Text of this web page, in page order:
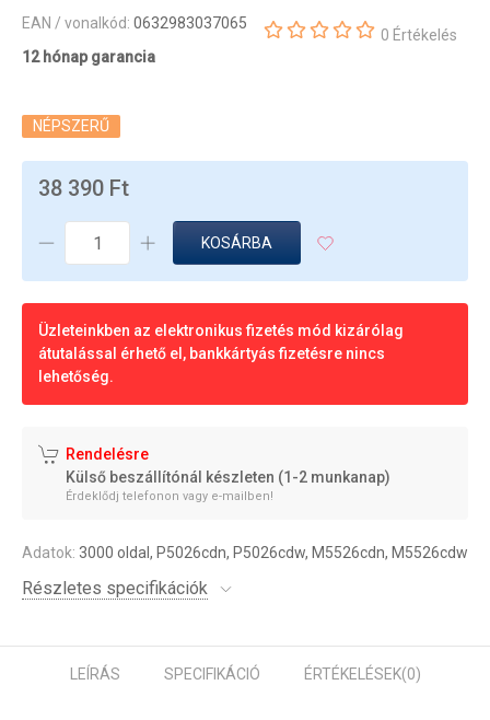
EAN / vonalkód: 0632983037065
12 hónap garancia
0 Értékelés
NÉPSZERŰ
38 390 Ft
KOSÁRBA
Üzleteinkben az elektronikus fizetés mód kizárólag
átutalással érhető el, bankkártyás fizetésre nincs
lehetőség.
Rendelésre
Külső beszállítónál készleten (1-2 munkanap)
Érdeklődj telefonon vagy e-mailben!
Adatok: 3000 oldal, P5026cdn, P5026cdw, M5526cdn, M5526cdw
Részletes specifikációk
LEÍRÁS SPECIFIKÁCIÓ ÉRTÉKELÉSEK(0)